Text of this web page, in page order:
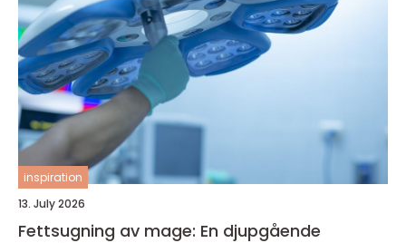
inspiration
13. July 2026
Fettsugning av mage: En djupgående